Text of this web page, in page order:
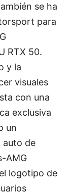
se ha
para
RTX 50.
y la
visuales
con una
exclusiva
un
auto de
AMG
logotipo de